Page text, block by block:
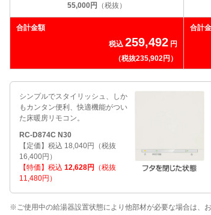
55,000円
（税抜）
合計金額
税込 259,492 円
（税抜235,902円）
合計
シンプルでスタイリッシュ、しか
もカンタン便利、快適機能がつい
た床暖房リモコン。
RC-D874C N30
【定価】税込 18,040円（税抜
16,400円）
【特価】税込 12,628円
（税抜
11,480円）
※ご使用中の給湯器設置状態により他部材が必要な場合は、